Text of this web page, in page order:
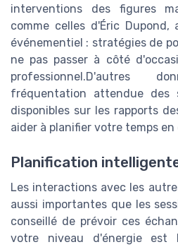
interventions des figures
comme celles d'Éric
événementiel : stratégies de
ne pas passer à côté
professionnel.D'autres
fréquentation attendue des
disponibles sur les rapports
aider à planifier votre temps en
Planification
Les interactions avec les
aussi importantes que les
conseillé de prévoir ces
votre niveau d'énergie